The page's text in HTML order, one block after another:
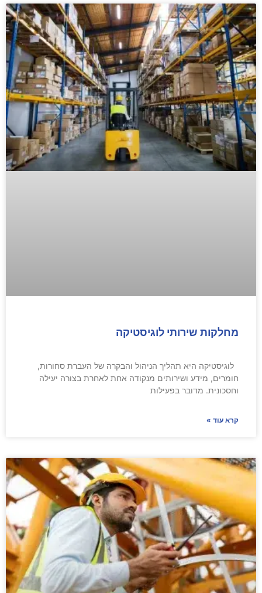
מחלקות שירותי לוגיסטיקה
לוגיסטיקה היא תהליך הניהול והבקרה של העברת סחורות,
חומרים, מידע ושירותים מנקודה אחת לאחרת בצורה יעילה
וחסכונית. מדובר בפעילות
קרא עוד »